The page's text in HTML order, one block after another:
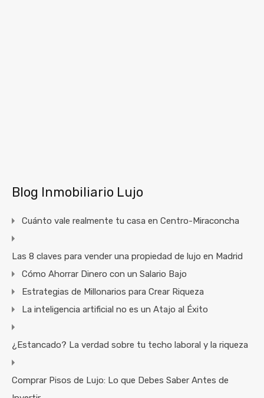
Blog Inmobiliario Lujo
Cuánto vale realmente tu casa en Centro-Miraconcha
Las 8 claves para vender una propiedad de lujo en Madrid
Cómo Ahorrar Dinero con un Salario Bajo
Estrategias de Millonarios para Crear Riqueza
La inteligencia artificial no es un Atajo al Éxito
¿Estancado? La verdad sobre tu techo laboral y la riqueza
Comprar Pisos de Lujo: Lo que Debes Saber Antes de